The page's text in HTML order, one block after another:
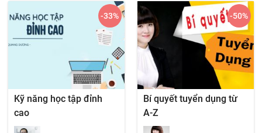
Kỹ năng học tập đỉnh
cao
-33%
Bí quyết tuyển dụng từ
A-Z
-50%